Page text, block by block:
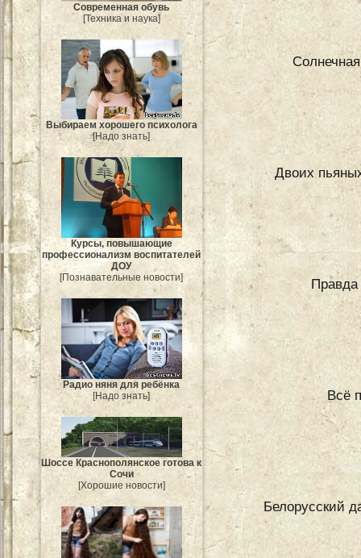
Современная обувь
[Техника и наука]
Выбираем хорошего психолога
[Надо знать]
Курсы, повышающие
профессионализм воспитателей
ДОУ
[Познавательные новости]
Радио няня для ребёнка
[Надо знать]
Шоссе Краснополянское готова к
Сочи
[Хорошие новости]
Двоих
Правда
Всё
Белорусский